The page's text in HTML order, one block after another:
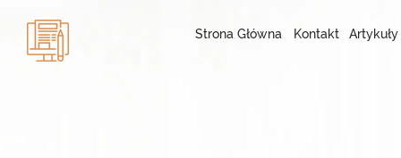
Strona Główna Kontakt Artykuły